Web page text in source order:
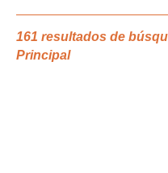
161 resultados de
Principal